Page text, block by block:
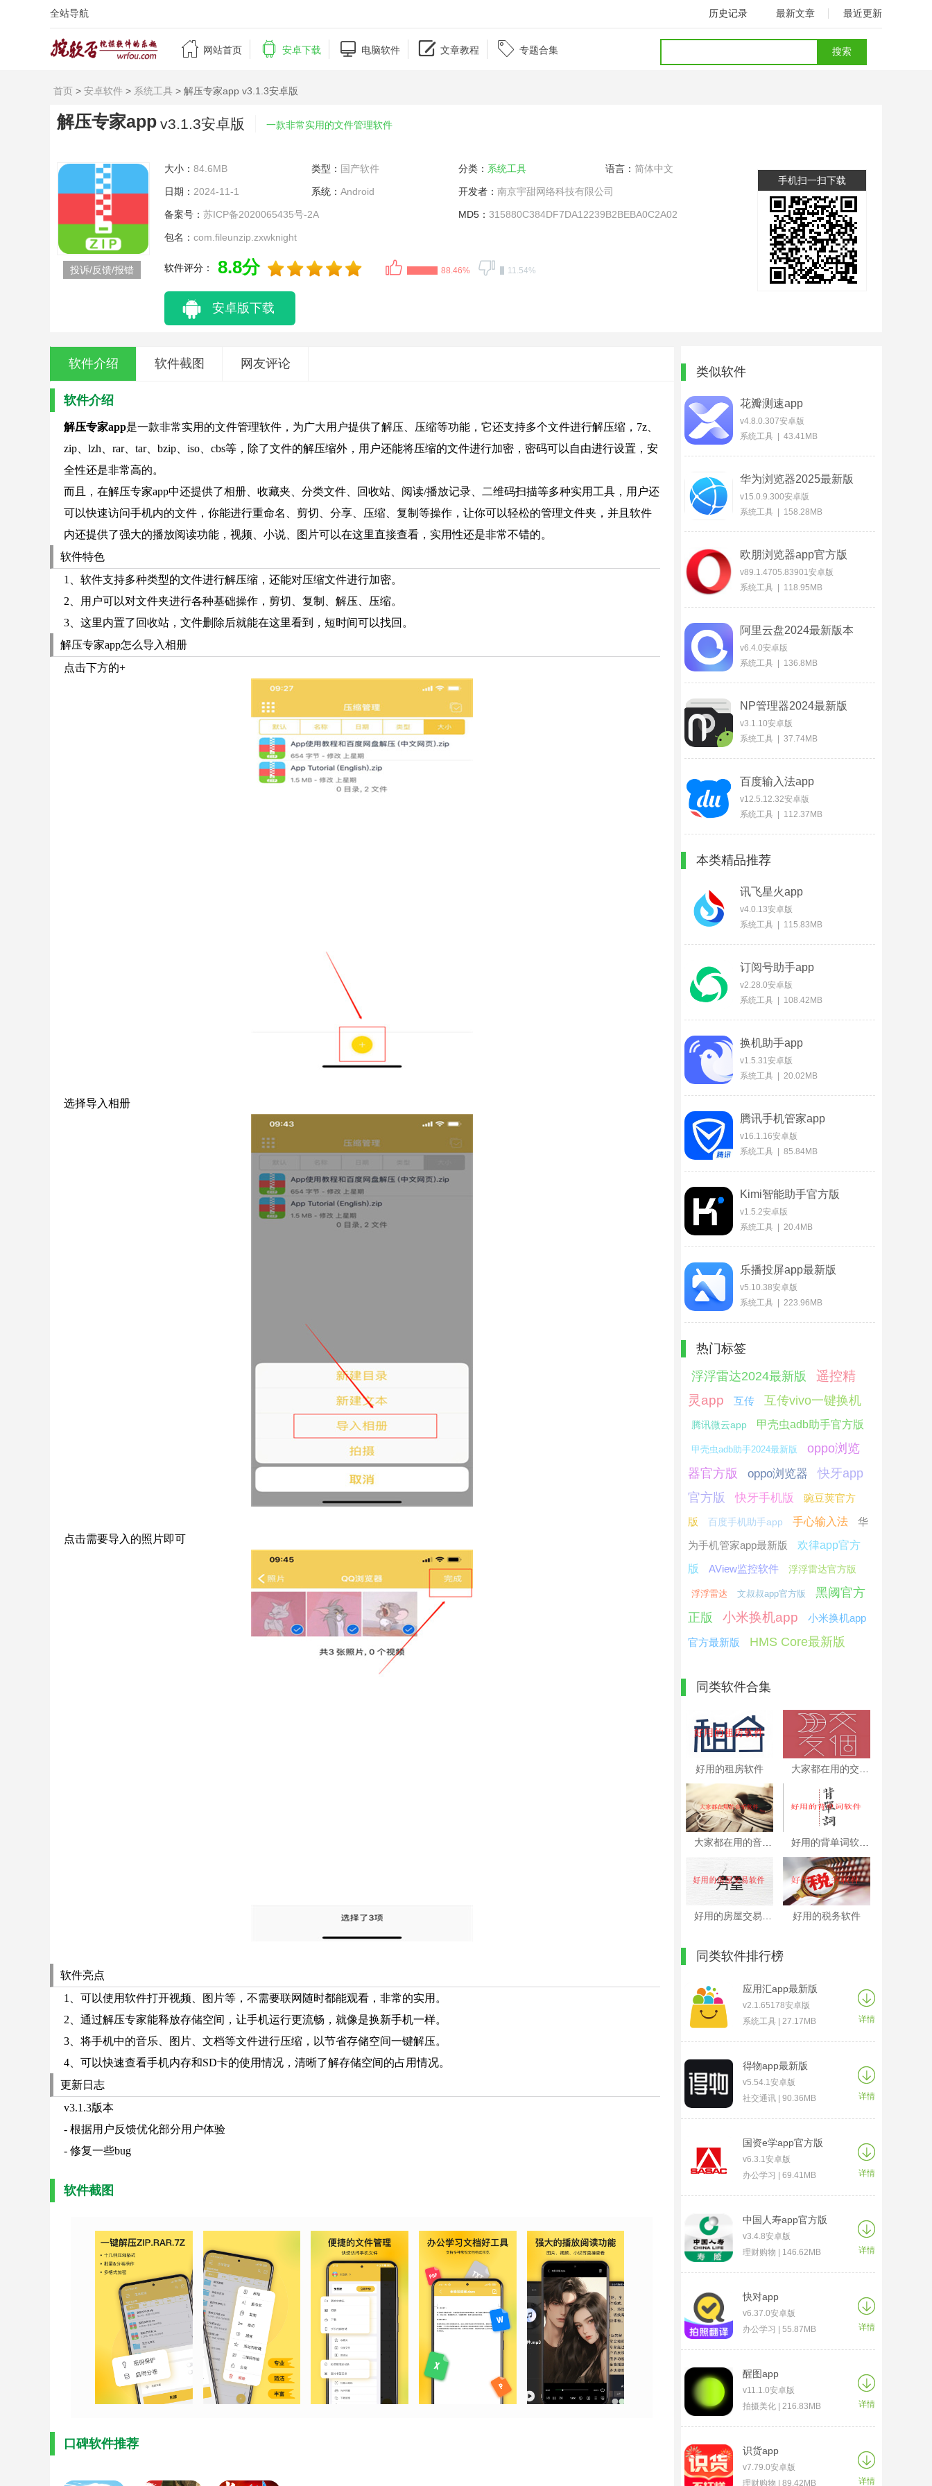
全站导航 历史记录 最新文章 最近更新
 网站首页  安卓下载  电脑软件  文章教程  专题合集
首页 > 安卓软件 > 系统工具 > 解压专家app v3.1.3安卓版
解压专家app v3.1.3安卓版 一款非常实用的文件管理软件
投诉/反馈/报错
大小： 84.6MB 类型： 国产软件 分类： 系统工具 语言： 简体中文
日期： 2024-11-1 系统： Android 开发者： 南京宇甜网络科技有限公司
备案号： 苏ICP备2020065435号-2A MD5： 315880C384DF7DA12239B2BEBA0C2A02
包名： com.fileunzip.zxwknight
软件评分： 8.8分 88.46% 11.54%
安卓版下载
手机扫一扫下载
软件介绍 软件截图 网友评论
软件介绍
解压专家app是一款非常实用的文件管理软件，为广大用户提供了解压、压缩等功能，它还支持多个文件进行解压缩，7z、
zip、lzh、rar、tar、bzip、iso、cbs等，除了文件的解压缩外，用户还能将压缩的文件进行加密，密码可以自由进行设置，安
全性还是非常高的。
而且，在解压专家app中还提供了相册、收藏夹、分类文件、回收站、阅读/播放记录、二维码扫描等多种实用工具，用户还
可以快速访问手机内的文件，你能进行重命名、剪切、分享、压缩、复制等操作，让你可以轻松的管理文件夹，并且软件
内还提供了强大的播放阅读功能，视频、小说、图片可以在这里直接查看，实用性还是非常不错的。
软件特色
1、软件支持多种类型的文件进行解压缩，还能对压缩文件进行加密。
2、用户可以对文件夹进行各种基础操作，剪切、复制、解压、压缩。
3、这里内置了回收站，文件删除后就能在这里看到，短时间可以找回。
解压专家app怎么导入相册
点击下方的+
选择导入相册
点击需要导入的照片即可
软件亮点
1、可以使用软件打开视频、图片等，不需要联网随时都能观看，非常的实用。
2、通过解压专家能释放存储空间，让手机运行更流畅，就像是换新手机一样。
3、将手机中的音乐、图片、文档等文件进行压缩，以节省存储空间一键解压。
4、可以快速查看手机内存和SD卡的使用情况，清晰了解存储空间的占用情况。
更新日志
v3.1.3版本
- 根据用户反馈优化部分用户体验
- 修复一些bug
软件截图
口碑软件推荐
类似软件
花瓣测速app
v4.8.0.307安卓版
系统工具 | 43.41MB
华为浏览器2025最新版
v15.0.9.300安卓版
系统工具 | 158.28MB
欧朋浏览器app官方版
v89.1.4705.83901安卓版
系统工具 | 118.95MB
阿里云盘2024最新版本
v6.4.0安卓版
系统工具 | 136.8MB
NP管理器2024最新版
v3.1.10安卓版
系统工具 | 37.74MB
百度输入法app
v12.5.12.32安卓版
系统工具 | 112.37MB
本类精品推荐
讯飞星火app
v4.0.13安卓版
系统工具 | 115.83MB
订阅号助手app
v2.28.0安卓版
系统工具 | 108.42MB
换机助手app
v1.5.31安卓版
系统工具 | 20.02MB
腾讯手机管家app
v16.1.16安卓版
系统工具 | 85.84MB
Kimi智能助手官方版
v1.5.2安卓版
系统工具 | 20.4MB
乐播投屏app最新版
v5.10.38安卓版
系统工具 | 223.96MB
热门标签
浮浮雷达2024最新版
遥控精
灵app
互传 互传vivo一键换机
腾讯微云app 甲壳虫adb助手官方版
甲壳虫adb助手2024最新版
oppo浏览
器官方版
oppo浏览器
快牙app
官方版
快牙手机版
豌豆荚官方
版
百度手机助手app 手心输入法
华
为手机管家app最新版
欢律app官方
版
AView监控软件 浮浮雷达官方版
浮浮雷达 文叔叔app官方版
黑阈官方
正版
小米换机app 小米换机app
官方最新版 HMS Core最新版
同类软件合集
好用的租房软件
好用的税务软件
同类软件排行榜
应用汇app最新版
v2.1.65178安卓版
系统工具 | 27.17MB
详情
得物app最新版
v5.54.1安卓版
社交通讯 | 90.36MB
详情
国资e学app官方版
v6.3.1安卓版
办公学习 | 69.41MB
详情
中国人寿app官方版
v3.4.8安卓版
理财购物 | 146.62MB
详情
快对app
v6.37.0安卓版
办公学习 | 55.87MB
详情
醒图app
v11.1.0安卓版
拍摄美化 | 216.83MB
详情
识货app
v7.79.0安卓版
理财购物 | 89.42MB
详情